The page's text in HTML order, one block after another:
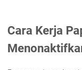
Cara Kerja